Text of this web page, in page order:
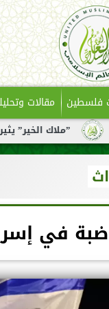
فلسطين مقالات
يثير تفاعلًا
في